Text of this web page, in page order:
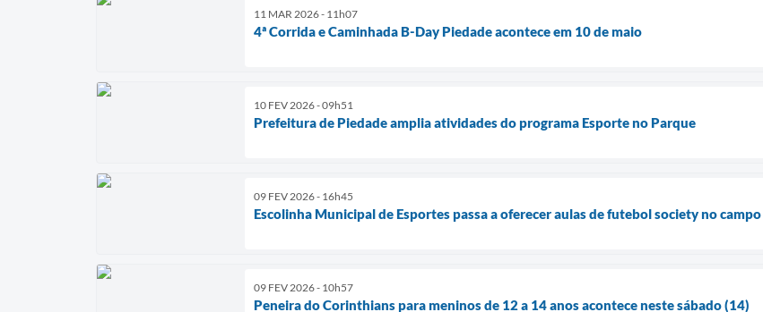
11 MAR 2026 - 11h07
4ª Corrida e Caminhada B-Day Piedade acontece em 10 de maio
10 FEV 2026 - 09h51
Prefeitura de Piedade amplia atividades do programa Esporte no Parque
09 FEV 2026 - 16h45
Escolinha Municipal de Esportes passa a oferecer aulas de futebol society no
09 FEV 2026 - 10h57
Peneira do Corinthians para meninos de 12 a 14 anos acontece neste sábado (14)